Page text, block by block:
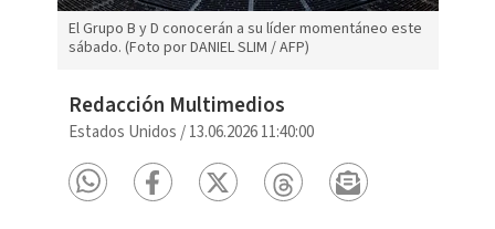
El Grupo B y D conocerán a su líder momentáneo este
sábado. (Foto por DANIEL SLIM / AFP)
Redacción Multimedios
Estados Unidos /13.06.2026 11:40:00